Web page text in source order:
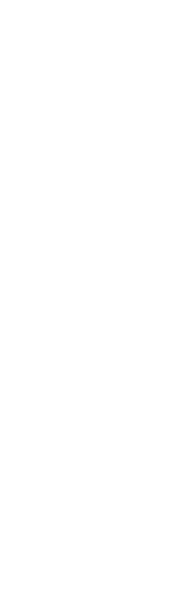
顿卫复客没有任何付
于使用或无法使用服
关的总责任不得超过
卫复客已支付或应支
。对上述赔偿的排除
基本要素或依据。
某些权利。本 LSA 中
用）。
内容，例如病毒定
；URL 清单；防火墙
的网页的更新列表；
在订购期内将获取服
顿卫复客拥有并保留
、权属和利益，包括
发明、版权、商业秘
数据库权利，以及在
的任何其他知识产